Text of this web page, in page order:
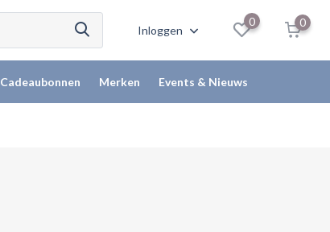
Inloggen
0 0
Cadeaubonnen Merken Events & Nieuws